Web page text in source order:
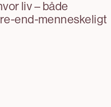
liv – både
end-menneskeligt